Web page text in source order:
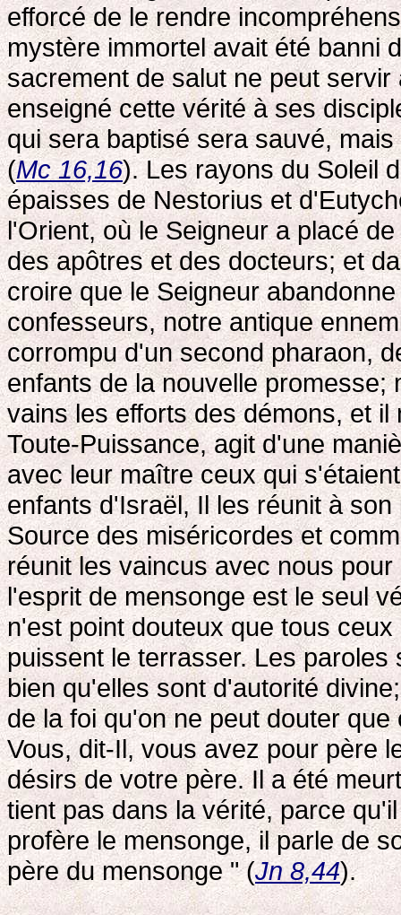
efforcé de le rendre
mystère immortel avait été banni
sacrement de salut ne peut
enseigné cette vérité à ses
qui sera baptisé sera sauvé,
(Mc 16,16). Les rayons du Soleil
épaisses de Nestorius et
l'Orient, où le Seigneur a placé
des apôtres et des docteurs; et
croire que le Seigneur
confesseurs, notre antique
corrompu d'un second pharaon,
enfants de la nouvelle
vains les efforts des démons, et
Toute-Puissance, agit d'une
avec leur maître ceux qui
enfants d'Israël, Il les réunit à
Source des miséricordes et
réunit les vaincus avec nous
l'esprit de mensonge est le seul
n'est point douteux que tous
puissent le terrasser. Les
bien qu'elles sont d'autorité
de la foi qu'on ne peut douter
Vous, dit-Il, vous avez pour père
désirs de votre père. Il a été
tient pas dans la vérité, parce
profère le mensonge, il parle de
père du mensonge " (Jn 8,44).